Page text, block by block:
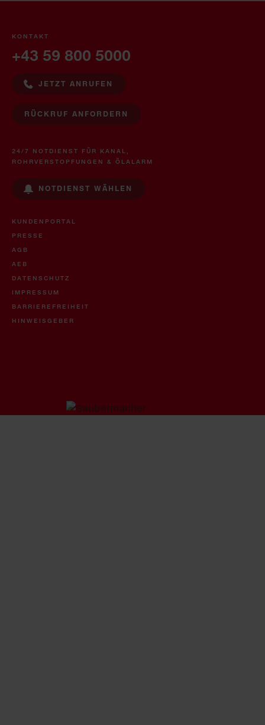
KONTAKT
+43 59 800 5000
JETZT ANRUFEN
RÜCKRUF ANFORDERN
24/7 NOTDIENST FÜR KANAL,
ROHRVERSTOPFUNGEN & ÖLALARM
NOTDIENST WÄHLEN
KUNDENPORTAL
PRESSE
AGB
AEB
DATENSCHUTZ
IMPRESSUM
BARRIEREFREIHEIT
HINWEISGEBER